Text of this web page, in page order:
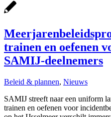
trainen en oefenen
SAMIJ-deelnemers
Beleid & plannen, Nieuws
SAMIJ streeft naar een uniform
trainen en oefenen voor